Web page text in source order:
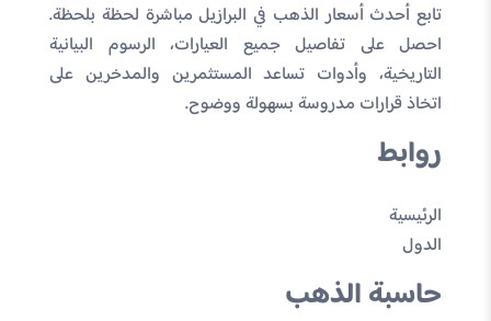
تابع أحدث أسعار الذهب في البرازيل مباشرة لحظة بلحظة.
احصل على تفاصيل جميع العيارات، الرسوم البيانية
التاريخية، وأدوات تساعد المستثمرين والمدخرين على
اتخاذ قرارات مدروسة بسهولة ووضوح.
روابط
الرئيسية
الدول
حاسبة الذهب